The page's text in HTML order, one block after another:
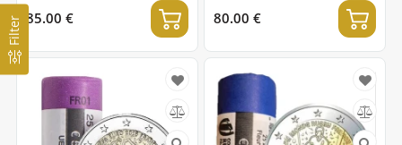
Filter 85.00 € 80.00 €